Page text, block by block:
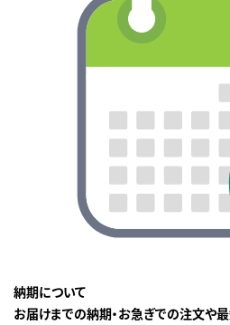
納期について
お届けまでの納期・お急ぎでの注文や